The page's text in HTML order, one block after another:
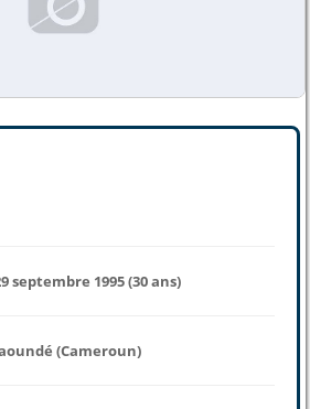
septembre 1995 (30 ans)
(Cameroun)